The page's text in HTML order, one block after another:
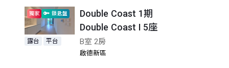
獨家 鎖匙盤
露台 平台
Double Coast 1期
Double Coast I 5座
B室 2房
啟德新區